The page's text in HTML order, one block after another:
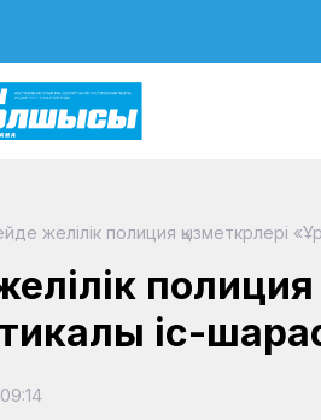
желілік полиция қызметкрлері
іс-